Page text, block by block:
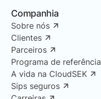
Companhia
Sobre nós
Clientes
Parceiros
Programa de referência
A vida na CloudSEK
Sips seguros